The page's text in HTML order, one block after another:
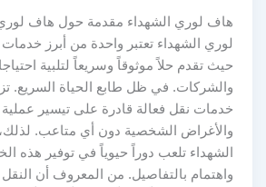
هاف لوري الشهداء مقدمة حول هاف
لوري الشهداء تعتبر واحدة من أبرز
حيث تقدم حلاً موثوقاً وسريعاً لتلبية
والشركات. في ظل طابع الحياة السريع.
خدمات نقل فعالة قادرة على تيسير عملية
والأغراض الشخصية دون أي متاعب.
الشهداء تلعب دوراً حيوياً في توفير هذه
واهتمام بالتفاصيل. من المعروف أن النقل